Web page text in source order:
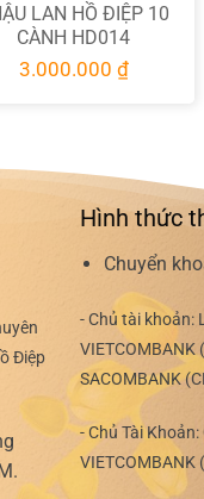
LAN HỒ ĐIỆP 10
CÀNH HD014
3.000.000 ₫
Điệp
Hình thức
Chuyển
- Chủ tài khoản:
VIETCOMBANK
SACOMBANK
- Chủ Tài
VIETCOMBANK